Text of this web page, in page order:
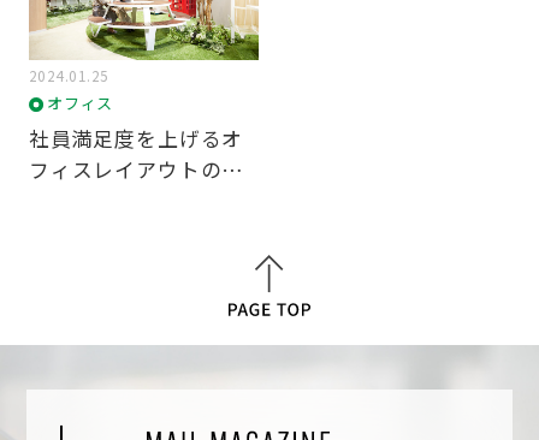
2024.01.25
オフィス
社員満足度を上げるオ
フィスレイアウトの考